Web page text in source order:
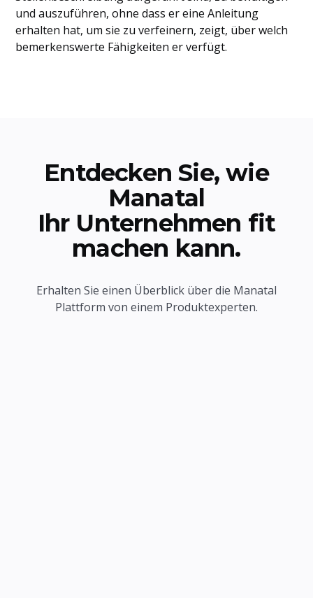
und auszuführen, ohne dass er eine Anleitung
erhalten hat, um sie zu verfeinern, zeigt, über welch
bemerkenswerte Fähigkeiten er verfügt.
Entdecken Sie, wie
Manatal
Ihr Unternehmen fit
machen kann.
Erhalten Sie einen Überblick über die Manatal
Plattform von einem Produktexperten.